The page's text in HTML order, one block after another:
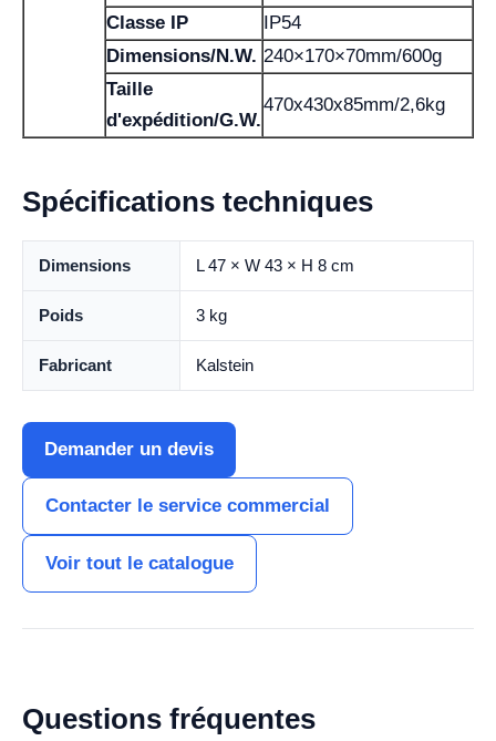
Classe IP
IP54
Dimensions/N.W. 240×170×70mm/600g
Taille
d'expédition/G.W.
470x430x85mm/2,6kg
Spécifications techniques
Dimensions L 47 × W 43 × H 8 cm
Poids 3 kg
Fabricant Kalstein
Demander un devis
Contacter le service commercial
Voir tout le catalogue
Questions fréquentes